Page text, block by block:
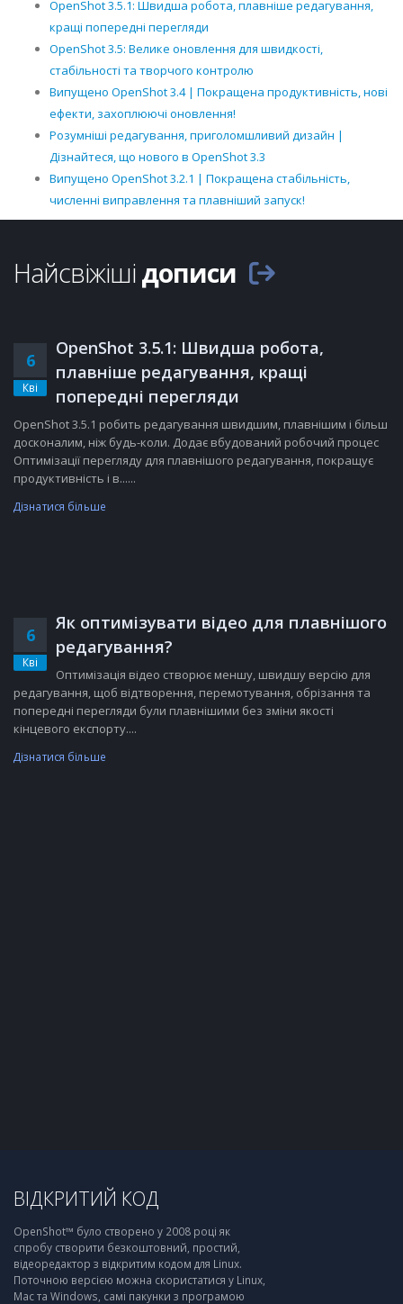
OpenShot 3.5.1: Швидша робота, плавніше редагування,
кращі попередні перегляди
OpenShot 3.5: Велике оновлення для швидкості,
стабільності та творчого контролю
Випущено OpenShot 3.4 | Покращена продуктивність, нові
ефекти, захоплюючі оновлення!
Розумніші редагування, приголомшливий дизайн |
Дізнайтеся, що нового в OpenShot 3.3
Випущено OpenShot 3.2.1 | Покращена стабільність,
численні виправлення та плавніший запуск!
Найсвіжішідописи
6
Кві
OpenShot 3.5.1: Швидша робота,
плавніше редагування, кращі
попередні перегляди
OpenShot 3.5.1 робить редагування швидшим, плавнішим і більш
досконалим, ніж будь-коли. Додає вбудований робочий процес
Оптимізації перегляду для плавнішого редагування, покращує
продуктивність і в......
Дізнатися більше
6
Кві
Як оптимізувати відео для плавнішого
редагування?
Оптимізація відео створює меншу, швидшу версію для
редагування, щоб відтворення, перемотування, обрізання та
попередні перегляди були плавнішими без зміни якості
кінцевого експорту....
Дізнатися більше
ВІДКРИТИЙ КОД
OpenShot™ було створено у 2008 році як
спробу створити безкоштовний, простий,
відеоредактор з відкритим кодом для Linux.
Поточною версією можна скористатися у Linux,
Mac та Windows, самі пакунки з програмою